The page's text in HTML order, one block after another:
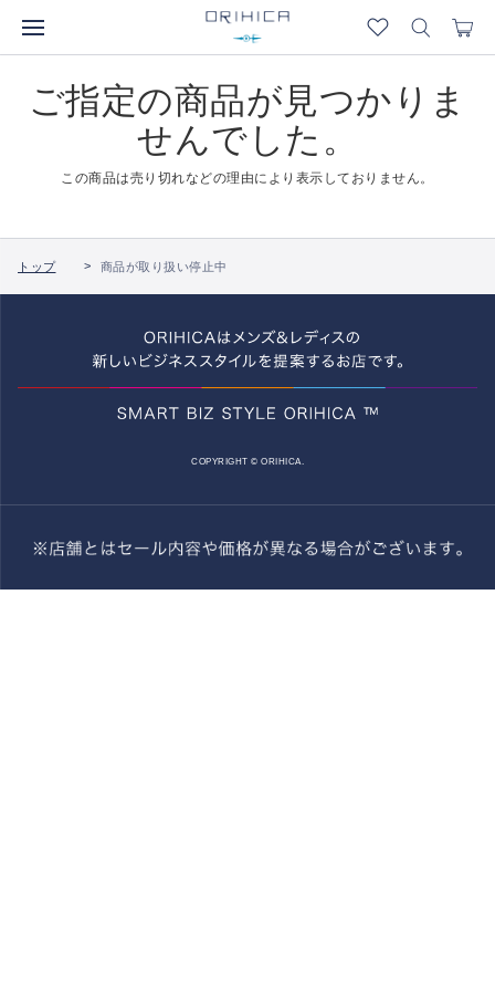
ご指定の商品が見つかりま
せんでした。
この商品は売り切れなどの理由により表示しておりません。
トップ 商品が取り扱い停止中
COPYRIGHT © ORIHICA.